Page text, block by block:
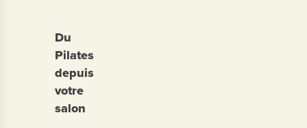
Du
Pilates
depuis
votre
salon